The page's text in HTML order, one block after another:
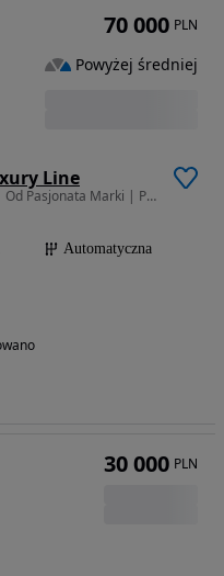
Line
1995 cm3 • 218 KM • Stan Perfekcyjny | Od Pasjonata Marki | Po Wielkim S
Automatyczna
70 000 PLN
Powyżej średniej
30 000 PLN